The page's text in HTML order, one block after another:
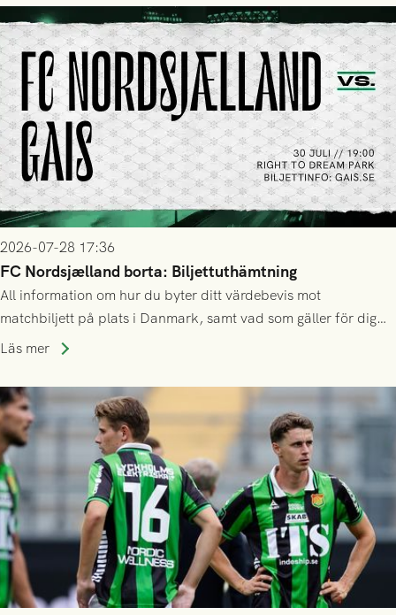
2026-07-28 17:36
FC Nordsjælland borta: Biljettuthämtning
All information om hur du byter ditt värdebevis mot
matchbiljett på plats i Danmark, samt vad som gäller för dig
som står på reservlista eller fått förhinder.
Läs mer